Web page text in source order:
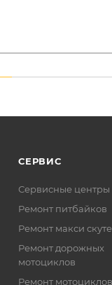
был 0, при этом
связи и в итоге
о
СЕРВИС
Сервисные центры
Ремонт питбайков
Ремонт макси
Ремонт дорожных
мотоциклов
Ремонт